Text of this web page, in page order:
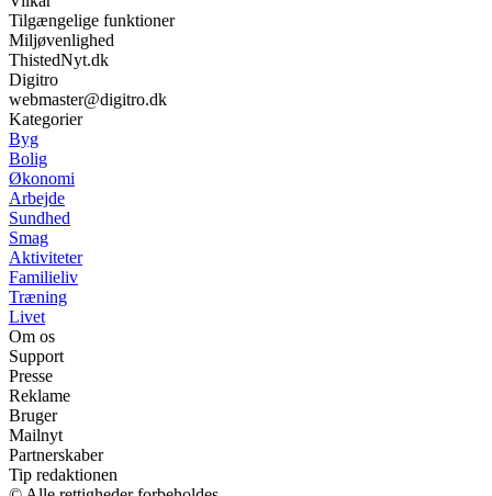
Tilgængelige funktioner
Miljøvenlighed
ThistedNyt.dk
Digitro
webmaster@digitro.dk
Kategorier
Byg
Bolig
Økonomi
Arbejde
Sundhed
Smag
Aktiviteter
Familieliv
Træning
Livet
Om os
Support
Presse
Reklame
Bruger
Mailnyt
Partnerskaber
Tip redaktionen